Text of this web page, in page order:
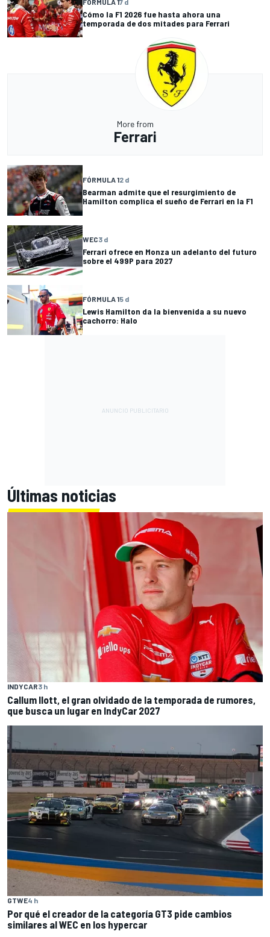
FÓRMULA 17 d
Cómo la F1 2026 fue hasta ahora una
temporada de dos mitades para Ferrari
More from
Ferrari
FÓRMULA 12 d
Bearman admite que el resurgimiento de
Hamilton complica el sueño de Ferrari en la F1
WEC3 d
Ferrari ofrece en Monza un adelanto del futuro
sobre el 499P para 2027
FÓRMULA 15 d
Lewis Hamilton da la bienvenida a su nuevo
cachorro: Halo
Últimas noticias
INDYCAR3 h
Callum Ilott, el gran olvidado de la temporada de rumores,
que busca un lugar en IndyCar 2027
GTWE4 h
Por qué el creador de la categoría GT3 pide cambios
similares al WEC en los hypercar